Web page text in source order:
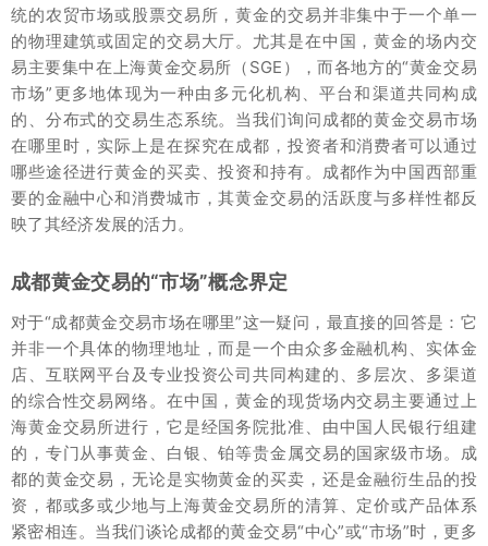
统的农贸市场或股票交易所，黄金的交易并非集中于一个单一
的物理建筑或固定的交易大厅。尤其是在中国，黄金的场内交
易主要集中在上海黄金交易所（SGE），而各地方的“黄金交易
市场”更多地体现为一种由多元化机构、平台和渠道共同构成
的、分布式的交易生态系统。当我们询问成都的黄金交易市场
在哪里时，实际上是在探究在成都，投资者和消费者可以通过
哪些途径进行黄金的买卖、投资和持有。成都作为中国西部重
要的金融中心和消费城市，其黄金交易的活跃度与多样性都反
映了其经济发展的活力。
成都黄金交易的“市场”概念界定
对于“成都黄金交易市场在哪里”这一疑问，最直接的回答是：它
并非一个具体的物理地址，而是一个由众多金融机构、实体金
店、互联网平台及专业投资公司共同构建的、多层次、多渠道
的综合性交易网络。在中国，黄金的现货场内交易主要通过上
海黄金交易所进行，它是经国务院批准、由中国人民银行组建
的，专门从事黄金、白银、铂等贵金属交易的国家级市场。成
都的黄金交易，无论是实物黄金的买卖，还是金融衍生品的投
资，都或多或少地与上海黄金交易所的清算、定价或产品体系
紧密相连。当我们谈论成都的黄金交易“中心”或“市场”时，更多